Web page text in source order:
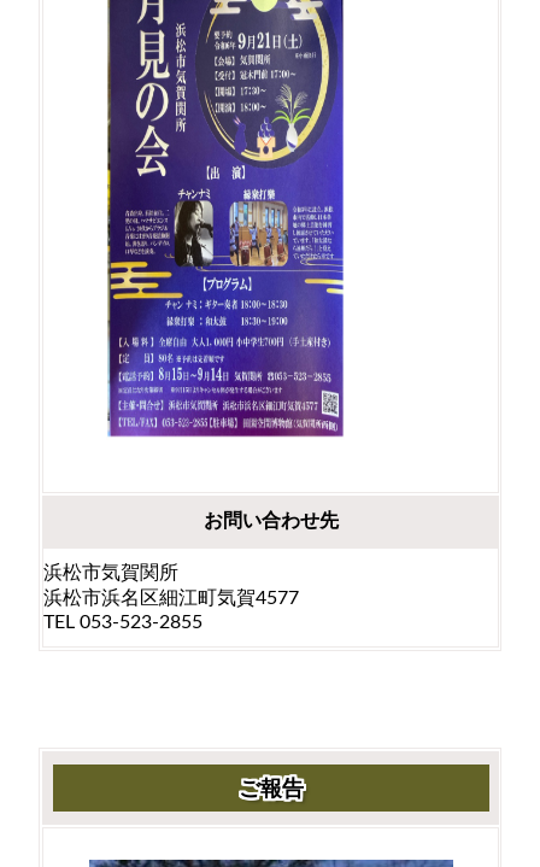
お問い合わせ先
浜松市気賀関所
浜松市浜名区細江町気賀4577
TEL 053-523-2855
ご報告